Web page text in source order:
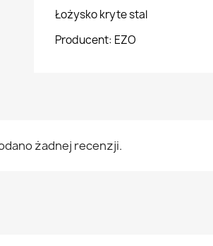
Łożysko kryte stal
Producent: EZO
żadnej recenzji.